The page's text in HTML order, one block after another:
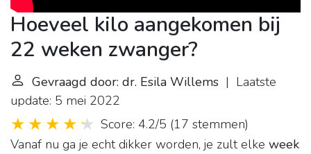
Hoeveel kilo aangekomen bij
22 weken zwanger?
Gevraagd door: dr. Esila Willems | Laatste
update: 5 mei 2022
Score: 4.2/5 (17 stemmen)
Vanaf nu ga je echt dikker worden, je zult elke week